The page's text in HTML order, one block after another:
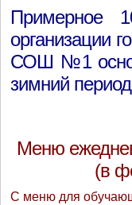
Примерное
организации
СОШ №1
зимний
Меню
(в
С меню для